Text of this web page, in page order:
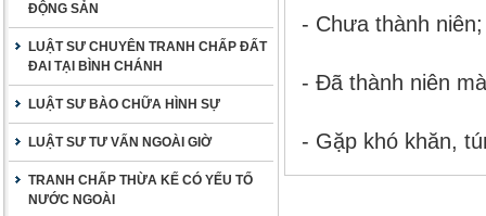
ĐỘNG SẢN
LUẬT SƯ CHUYÊN TRANH CHẤP ĐẤT
ĐAI TẠI BÌNH CHÁNH
LUẬT SƯ BÀO CHỮA HÌNH SỰ
LUẬT SƯ TƯ VẤN NGOÀI GIỜ
TRANH CHẤP THỪA KẾ CÓ YẾU TỐ
NƯỚC NGOÀI
- Chưa thành niên;
- Đã thành niên
- Gặp khó khăn,